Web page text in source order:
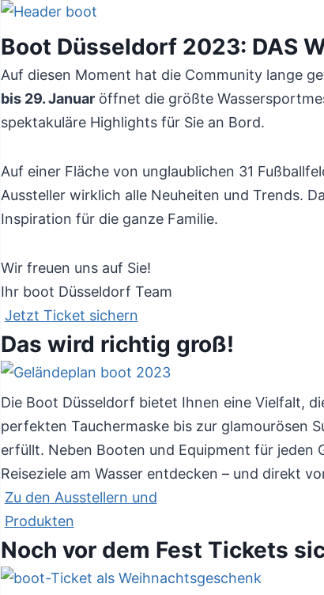
Boot Düsseldorf 2023: DAS
Auf diesen Moment hat die Community lange
bis 29. Januaröffnet die größte
spektakuläre Highlights für Sie an Bord.
Auf einer Fläche von unglaublichen 31
Aussteller wirklich alle Neuheiten und Trends.
Inspiration für die ganze Familie.
Wir freuen uns auf Sie!
Ihr boot Düsseldorf Team
Jetzt Ticket sichern
Das wird richtig groß!
Die Boot Düsseldorf bietet Ihnen eine Vielfalt,
perfekten Tauchermaske bis zur glamourösen
erfüllt. Neben Booten und Equipment für jeden
Reiseziele am Wasser entdecken – und direkt
Zu den Ausstellern und
Produkten
Noch vor dem Fest Tickets